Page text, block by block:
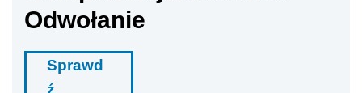
Odwołanie
Sprawd
ź